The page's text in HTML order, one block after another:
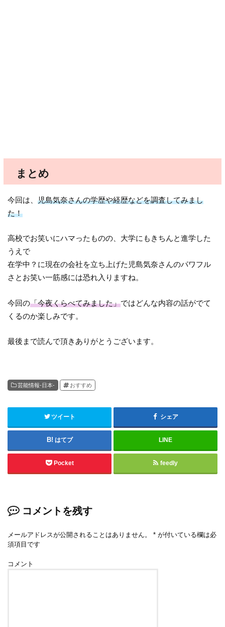
まとめ
今回は、児島気奈さんの学歴や経歴などを調査してみまし
た！
高校でお笑いにハマったものの、大学にもきちんと進学した
うえで
在学中？に現在の会社を立ち上げた児島気奈さんのパワフル
さとお笑い一筋感には恐れ入りますね。
今回の「今夜くらべてみました」ではどんな内容の話がでて
くるのか楽しみです。
最後まで読んで頂きありがとうございます。
芸能情報-日本- おすすめ
ツイート シェア
はてブ LINE
Pocket feedly
コメントを残す
メールアドレスが公開されることはありません。 * が付いている欄は必
須項目です
コメント